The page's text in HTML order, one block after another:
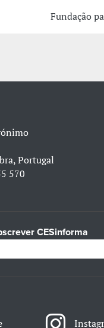
Fundação
Portugal
570
CESinforma